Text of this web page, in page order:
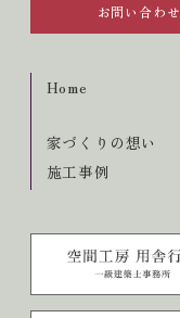
お問い合わせ
Home
家づくりの想い
施工事例